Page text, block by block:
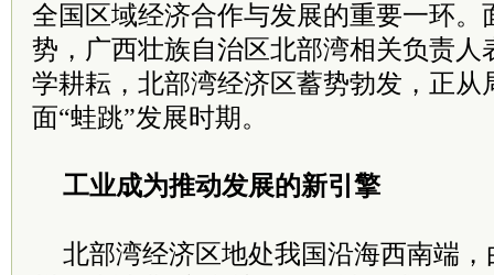
全国区域经济合作与发展的重要一环。
势，广西壮族自治区北部湾相关负责人
学耕耘，北部湾经济区蓄势勃发，正从
面“蛙跳”发展时期。
工业成为推动发展的新引擎
北部湾经济区地处我国沿海西南端